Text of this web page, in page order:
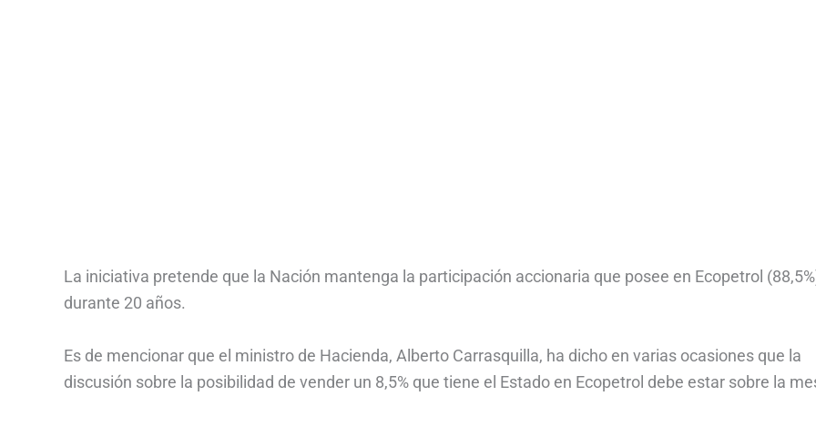
La iniciativa pretende que la Nación mantenga la participación accionaria que posee en Ecopetrol
durante 20 años.
Es de mencionar que el ministro de Hacienda, Alberto Carrasquilla, ha dicho en varias ocasiones que la
discusión sobre la posibilidad de vender un 8,5% que tiene el Estado en Ecopetrol debe estar sobre la